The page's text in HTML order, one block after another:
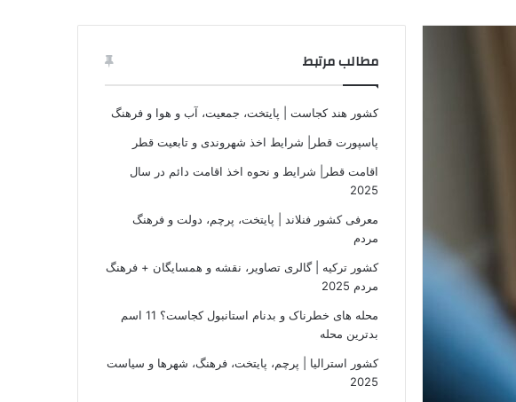
مطالب مرتبط
کشور هند کجاست | پایتخت، جمعیت، آب و هوا و فرهنگ
پاسپورت قطر| شرایط اخذ شهروندی و تابعیت قطر
اقامت قطر| شرایط و نحوه اخذ اقامت دائم در سال
2025
معرفی کشور فنلاند | پایتخت، پرچم، دولت و فرهنگ
مردم
کشور ترکیه | گالری تصاویر، نقشه و همسایگان + فرهنگ
مردم 2025
محله های خطرناک و بدنام استانبول کجاست؟ 11 اسم
بدترین محله
کشور استرالیا | پرچم، پایتخت، فرهنگ، شهرها و سیاست
2025